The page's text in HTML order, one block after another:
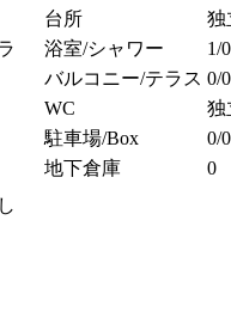
台所
独
浴室/シャワー
1/0
バルコニー/テラス 0/0
WC
独
駐車場/Box
0/0
地下倉庫
0